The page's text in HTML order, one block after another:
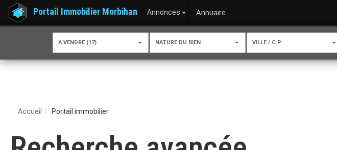
Portail Immobilier Morbihan Annonces Annuaire
A VENDRE (17) NATURE DU BIEN VILLE / C.P.
Accueil Portail immobilier